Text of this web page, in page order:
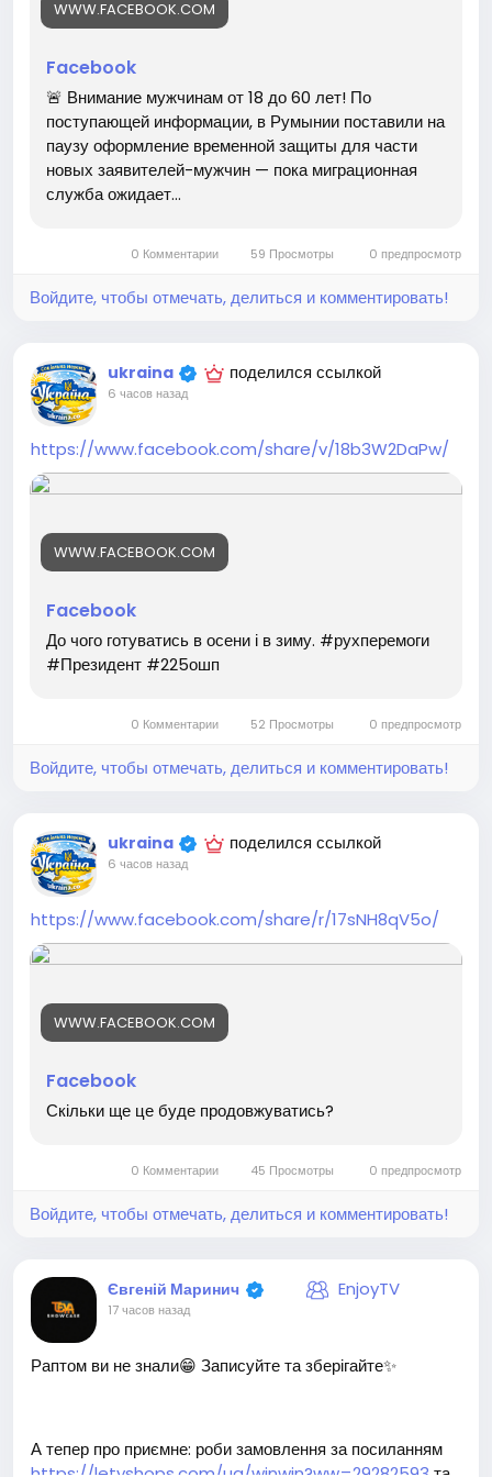
шопінг #покупки #купити #купую #торгівля ля #магаз
ин #шопоголік #онлайншопінг #товар #модель #дівчи
на #жінка
WWW.FACEBOOK.COM
Facebook
🚨 Внимание мужчинам от 18 до 60 лет! По
поступающей информации, в Румынии поставили на
паузу оформление временной защиты для части
новых заявителей-мужчин — пока миграционная
служба ожидает...
0 Комментарии 59 Просмотры 0 предпросмотр
Войдите, чтобы отмечать, делиться и комментировать!
ukraina поделился ссылкой
6 часов назад
https://www.facebook.com/share/v/18b3W2DaPw/
WWW.FACEBOOK.COM
Facebook
До чого готуватись в осени і в зиму. #рухперемоги
#Президент #225ошп
0 Комментарии 52 Просмотры 0 предпросмотр
Войдите, чтобы отмечать, делиться и комментировать!
ukraina поделился ссылкой
6 часов назад
https://www.facebook.com/share/r/17sNH8qV5o/
WWW.FACEBOOK.COM
Facebook
Скільки ще це буде продовжуватись?
0 Комментарии 45 Просмотры 0 предпросмотр
Войдите, чтобы отмечать, делиться и комментировать!
Євгеній Маринич EnjoyTV
17 часов назад
Раптом ви не знали😁 Записуйте та зберігайте✨
А тепер про приємне: роби замовлення за посиланням